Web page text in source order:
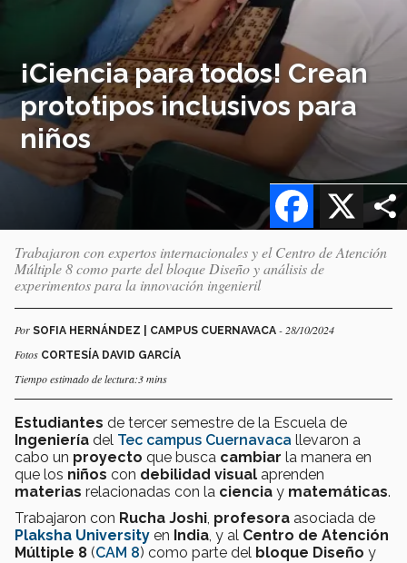
¡Ciencia para todos! Crean
prototipos inclusivos para
niños
X
Facebook
Trabajaron con expertos internacionales y el Centro de Atención
Múltiple 8 como parte del bloque Diseño y análisis de
experimentos para la innovación ingenieril
Por SOFIA HERNÁNDEZ | CAMPUS CUERNAVACA - 28/10/2024
Fotos CORTESÍA DAVID GARCÍA
Tiempo estimado de lectura:3 mins
Estudiantes de tercer semestre de la Escuela de
Ingeniería del Tec campus Cuernavaca llevaron a
cabo un proyecto que busca cambiar la manera en
que los niños con debilidad visual aprenden
materias relacionadas con la ciencia y matemáticas.
Trabajaron con Rucha Joshi profesora asociada de
Plaksha University en India , y al Centro de Atención
Múltiple 8 (CAM 8) como parte del bloque Diseño y